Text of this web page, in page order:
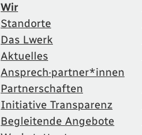
Wir
Standorte
Das Lwerk
Aktuelles
Ansprech·partner*innen
Partnerschaften
Initiative Transparenz
Begleitende Angebote